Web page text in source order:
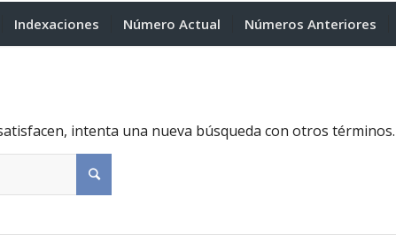
Indexaciones Número Actual Números Anteriores
intenta una nueva búsqueda con otros términos.